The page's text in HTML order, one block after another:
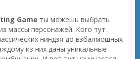
Game ты можешь выбрать
массы персонажей. Кого тут
ниндзя до взбалмошных
из них даны уникальные